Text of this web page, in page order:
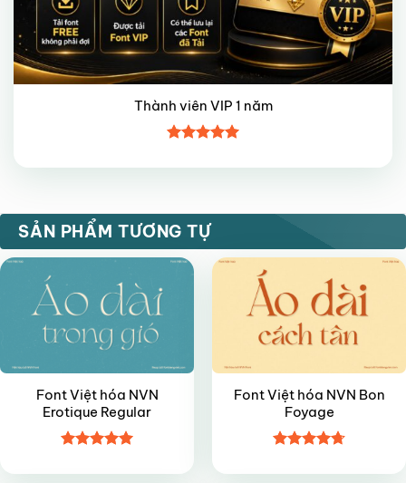
Thành viên VIP 1 năm
hạng55
SẢN PHẨM TƯƠNG TỰ
VIP
Font Việt hóa NVN
Erotique Regular
hạng55
Font Việt hóa NVN Bon
Foyage
hạng4.75